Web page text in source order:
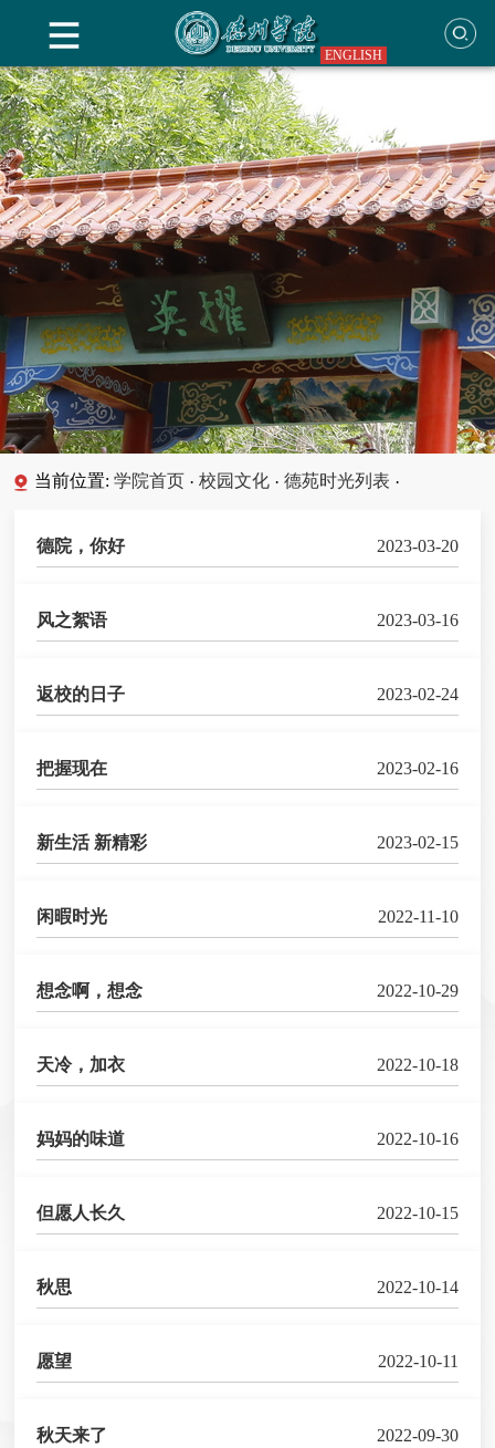
ENGLISH
当前位置:学院首页 · 校园文化 · 德苑时光列表 ·
德院，你好 2023-03-20
风之絮语 2023-03-16
返校的日子 2023-02-24
把握现在 2023-02-16
新生活 新精彩 2023-02-15
闲暇时光 2022-11-10
想念啊，想念 2022-10-29
天冷，加衣 2022-10-18
妈妈的味道 2022-10-16
但愿人长久 2022-10-15
秋思 2022-10-14
愿望 2022-10-11
秋天来了 2022-09-30